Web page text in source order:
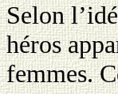
Selon
héros
femmes.